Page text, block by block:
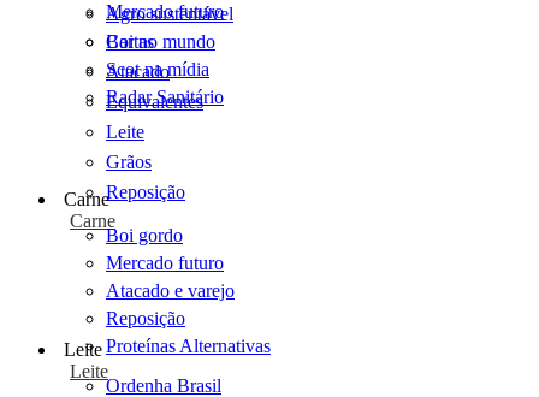
Agro sustentável
Cartas
Scot na mídia
Radar Sanitário
Mercado futuro
Boi no mundo
Atacado
Equivalentes
Leite
Grãos
Reposição
Carne
Carne
Boi gordo
Mercado futuro
Atacado e varejo
Reposição
Proteínas Alternativas
Leite
Leite
Ordenha Brasil